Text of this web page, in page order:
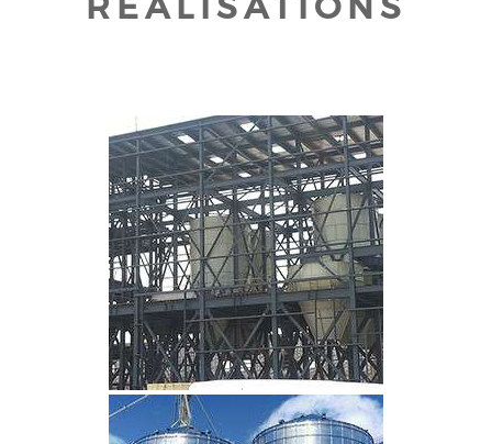
CLIQUEZ POUR AGRANDIR